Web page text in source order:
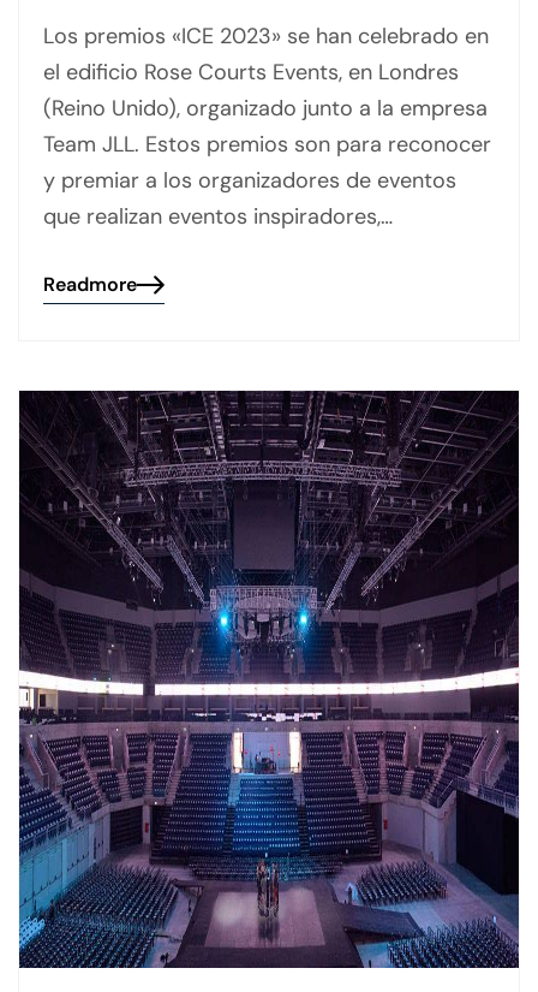
Los premios «ICE 2023» se han celebrado en
el edificio Rose Courts Events, en Londres
(Reino Unido), organizado junto a la empresa
Team JLL. Estos premios son para reconocer
y premiar a los organizadores de eventos
que realizan eventos inspiradores,…
Readmore